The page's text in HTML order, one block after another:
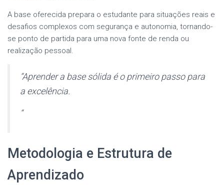
A base oferecida prepara o estudante para situações reais e
desafios complexos com segurança e autonomia, tornando-
se ponto de partida para uma nova fonte de renda ou
realização pessoal.
“Aprender a base sólida é o primeiro passo para
a excelência.
“
Metodologia e Estrutura de
Aprendizado